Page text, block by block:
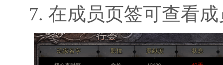
7. 在成员页签可查看